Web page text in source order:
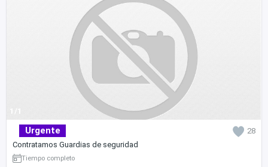
1/1
Urgente
28
Contratamos Guardias de seguridad
Tiempo completo